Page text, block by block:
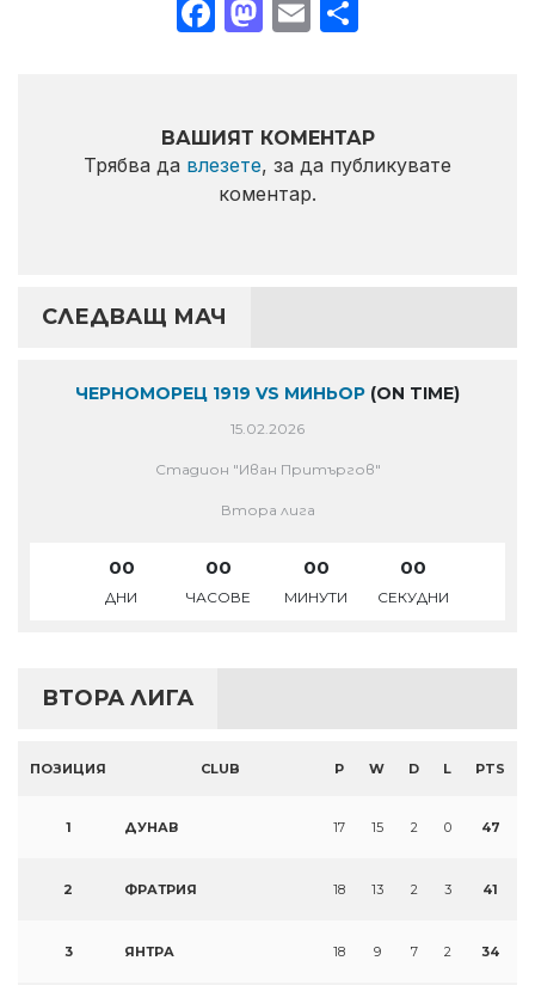
Facebook
Mastodon
Email
ВАШИЯТ КОМЕНТАР
Трябва да влезете, за да публикувате
коментар.
СЛЕДВАЩ МАЧ
ЧЕРНОМОРЕЦ 1919 VS МИНЬОР (ON TIME)
15.02.2026
Стадион "Иван Притъргов"
Втора лига
00
ДНИ
00
ЧАСОВЕ
00
МИНУТИ
00
СЕКУДНИ
ВТОРА ЛИГА
ПОЗИЦИЯ CLUB P W D L PTS
1 ДУНАВ 17 15 2 0 47
2 ФРАТРИЯ 18 13 2 3 41
3 ЯНТРА 18 9 7 2 34